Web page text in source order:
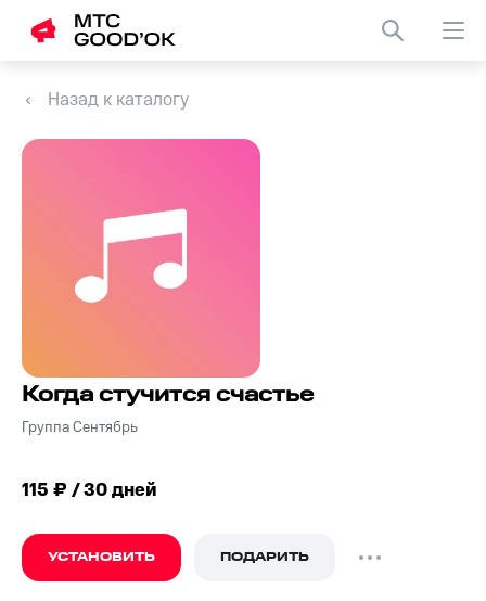
Назад к каталогу
Когда стучится счастье
Группа Сентябрь
115 ₽ / 30 дней
УСТАНОВИТЬ ПОДАРИТЬ